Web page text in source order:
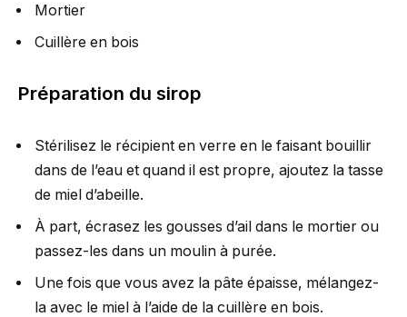
Mortier
Cuillère en bois
Préparation du sirop
Stérilisez le récipient en verre en le faisant bouillir
dans de l’eau et quand il est propre, ajoutez la tasse
de miel d’abeille.
À part, écrasez les gousses d’ail dans le mortier ou
passez-les dans un moulin à purée.
Une fois que vous avez la pâte épaisse, mélangez-
la avec le miel à l’aide de la cuillère en bois.